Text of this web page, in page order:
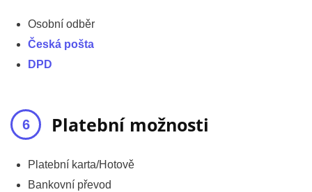
Osobní odběr
Česká pošta
DPD
Platební možnosti
Platební karta/Hotově
Bankovní převod